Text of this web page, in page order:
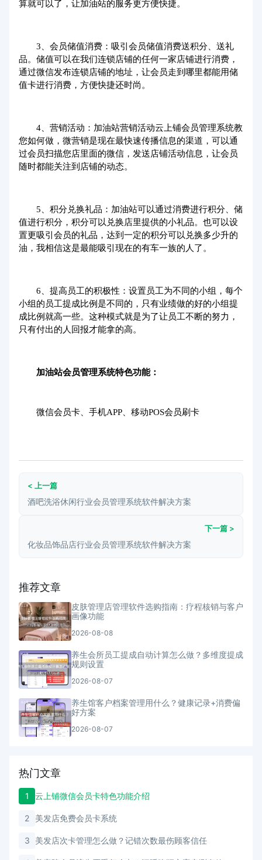
算就可以了，让加油站的服务更方便快捷。
3、会员储值消费：吸引会员储值消费送积分、送礼
品。储值可以在我们连锁店铺的任何一家店铺进行消费，
通过微信发布连锁店铺的地址，让会员走到哪里都能用储
值卡进行消费，方便快捷还时尚。
4、营销活动：加油站营销活动云上铺会员管理系统教
您如何做，微营销是现在最快速传播信息的渠道，可以通
过会员扫描您店里面的微信，发送店铺活动信息，让会员
随时都能关注到店铺的动态。
5、积分兑换礼品：加油站可以通过消费进行积分、储
值进行积分，积分可以兑换店里提供的小礼品。也可以设
置更吸引会员的礼品，达到一定的积分可以兑换多少升的
油，我相信这是最能吸引现在的有车一族的人了。
6、提高员工的积极性：设置员工为不同的小组，每个
小组的员工提成比例是不同的，只有业绩做的好的小组提
成比例就高一些。这种模式就是为了让员工不断的努力，
只有付出的人回报才能拿的高。
加油站会员管理系统特色功能：
微信会员卡、 手机APP 、移动POS会员刷卡
< 上一篇
酒吧洗浴休闲行业会员管理系统软件解决方案
下一篇 >
化妆品饰品店行业会员管理系统软件解决方案
推荐文章
皮肤管理店管理软件选购指南：疗程核销与客户
画像功能
2026-08-08
养生会所员工提成自动计算怎么做？多维度提成
规则设置
2026-08-07
养生馆客户档案管理用什么？健康记录+消费偏
好方案
2026-08-07
热门文章
1 云上铺微信会员卡特色功能介绍
2 美发店免费会员卡系统
3 美发店次卡管理怎么做？记错次数最伤顾客信任